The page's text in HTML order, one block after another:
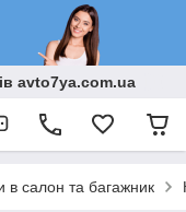
avto7ya.com.ua
в салон та багажник